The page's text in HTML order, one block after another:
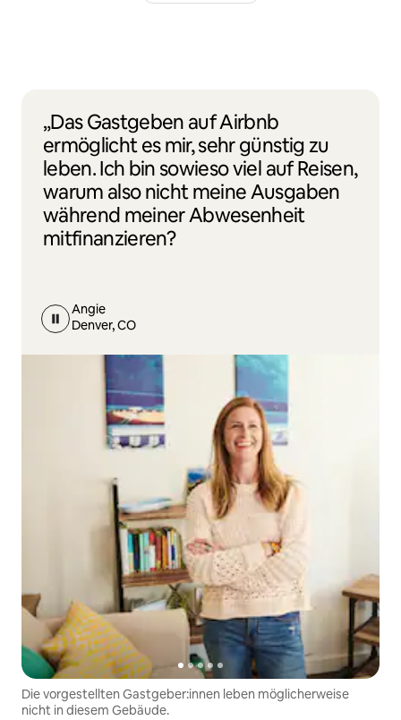
„Das Gastgeben auf Airbnb
ermöglicht es mir, sehr günstig zu
leben. Ich bin sowieso viel auf Reisen,
warum also nicht meine Ausgaben
während meiner Abwesenheit
mitfinanzieren?
Angie
Denver, CO
Die vorgestellten Gastgeber:innen leben möglicherweise
nicht in diesem Gebäude.